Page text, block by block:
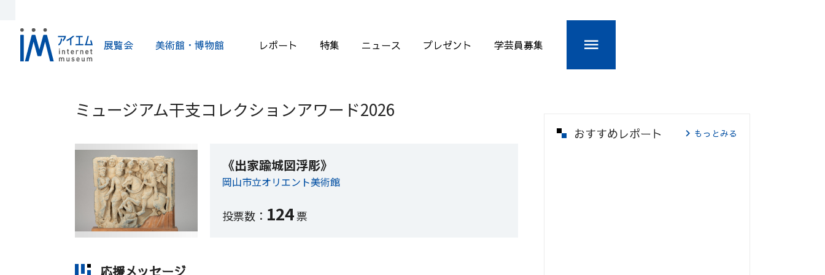
展覧会 美術館・博物館 レポート 特集 ニュース プレゼント 学芸員募集
ミュージアム干支コレクションアワード2026
《出家踰城図浮彫》
岡山市立オリエント美術館
投票数： 124票
応援メッセージ
おすすめレポート もっとみる